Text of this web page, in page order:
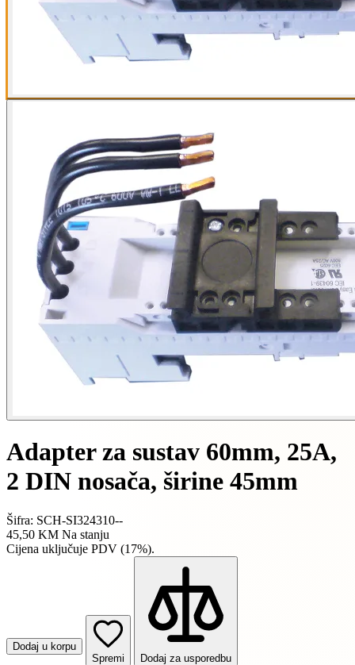
Adapter za sustav 60mm, 25A,
2 DIN nosača, širine 45mm
Šifra: SCH-SI324310--
45,50 KM Na stanju
Cijena uključuje PDV (17%).
Dodaj u korpu
Spremi
Dodaj za usporedbu